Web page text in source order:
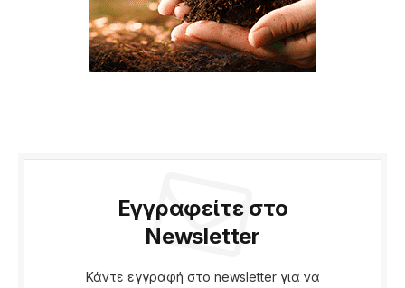
Εγγραφείτε στο
Newsletter
Κάντε εγγραφή στο newsletter για να